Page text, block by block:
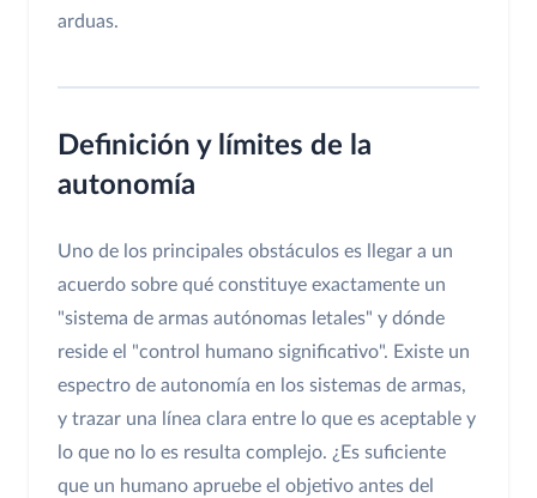
arduas.
Definición y límites de la
autonomía
Uno de los principales obstáculos es llegar a un
acuerdo sobre qué constituye exactamente un
"sistema de armas autónomas letales" y dónde
reside el "control humano significativo". Existe un
espectro de autonomía en los sistemas de armas,
y trazar una línea clara entre lo que es aceptable y
lo que no lo es resulta complejo. ¿Es suficiente
que un humano apruebe el objetivo antes del